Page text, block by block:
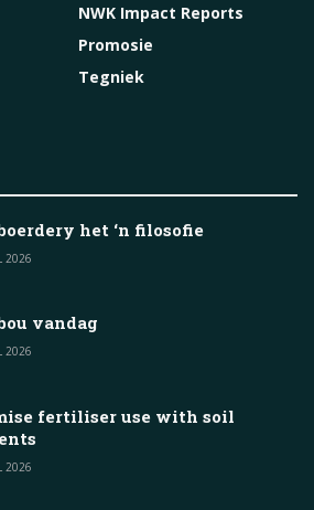
NWK Impact Reports
Promosie
Tegniek
het ‘n filosofie
2026
vandag
2026
fertiliser use with soil
2026